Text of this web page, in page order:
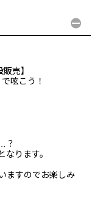
売】
呟こう！
？
ります。
ますのでお楽しみ